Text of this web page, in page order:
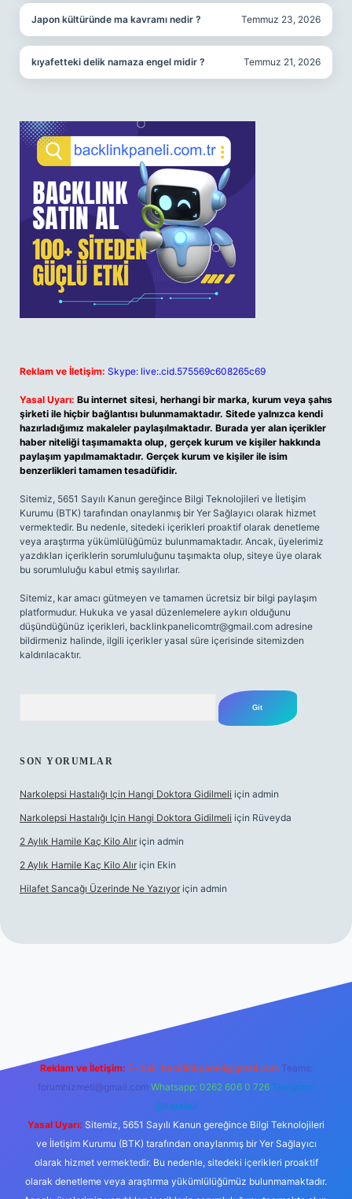
Japon kültüründe ma kavramı nedir ? Temmuz 23, 2026
kıyafetteki delik namaza engel midir ? Temmuz 21, 2026
Reklam ve İletişim: Skype: live:.cid.575569c608265c69
Yasal Uyarı: Bu internet sitesi, herhangi bir marka, kurum veya şahıs
şirketi ile hiçbir bağlantısı bulunmamaktadır. Sitede yalnızca kendi
hazırladığımız makaleler paylaşılmaktadır. Burada yer alan içerikler
haber niteliği taşımamakta olup, gerçek kurum ve kişiler hakkında
paylaşım yapılmamaktadır. Gerçek kurum ve kişiler ile isim
benzerlikleri tamamen tesadüfidir.
Sitemiz, 5651 Sayılı Kanun gereğince Bilgi Teknolojileri ve İletişim
Kurumu (BTK) tarafından onaylanmış bir Yer Sağlayıcı olarak hizmet
vermektedir. Bu nedenle, sitedeki içerikleri proaktif olarak denetleme
veya araştırma yükümlülüğümüz bulunmamaktadır. Ancak, üyelerimiz
yazdıkları içeriklerin sorumluluğunu taşımakta olup, siteye üye olarak
bu sorumluluğu kabul etmiş sayılırlar.
Sitemiz, kar amacı gütmeyen ve tamamen ücretsiz bir bilgi paylaşım
platformudur. Hukuka ve yasal düzenlemelere aykırı olduğunu
düşündüğünüz içerikleri, backlinkpanelicomtr@gmail.com adresine
bildirmeniz halinde, ilgili içerikler yasal süre içerisinde sitemizden
kaldırılacaktır.
SON YORUMLAR
Narkolepsi Hastalığı Için Hangi Doktora Gidilmeli için admin
Narkolepsi Hastalığı Için Hangi Doktora Gidilmeli için Rüveyda
2 Aylık Hamile Kaç Kilo Alır için admin
2 Aylık Hamile Kaç Kilo Alır için Ekin
Hilafet Sancağı Üzerinde Ne Yazıyor için admin
Reklam ve İletişim: E-mail: backlinkpaneli@gmail.com Teams:
forumhizmeti@gmail.com Whatsapp: 0262 606 0 726 Telegram:
@karabul
Yasal Uyarı: Sitemiz, 5651 Sayılı Kanun gereğince Bilgi Teknolojileri
ve İletişim Kurumu (BTK) tarafından onaylanmış bir Yer Sağlayıcı
olarak hizmet vermektedir. Bu nedenle, sitedeki içerikleri proaktif
olarak denetleme veya araştırma yükümlülüğümüz bulunmamaktadır.